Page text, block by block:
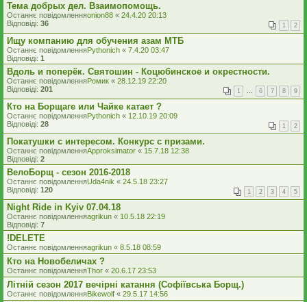
Тема добрых дел. Взаимопомощь.
Останнє повідомленняonion88 « 24.4.20 20:13
Відповіді: 36 1 2
Ищу компанию для обучения азам МТБ
Останнє повідомленняPythonich « 7.4.20 03:47
Відповіді: 1
Вдоль и поперёк. Святошин - Коцюбинское и окрестности.
Останнє повідомленняРомик « 28.12.19 22:20
Відповіді: 201 1 … 6 7 8 9
Кто на Борщаге или Чайке катает ?
Останнє повідомленняPythonich « 12.10.19 20:09
Відповіді: 28 1 2
Покатушки с интересом. Конкурс с призами.
Останнє повідомленняApproksimator « 15.7.18 12:38
Відповіді: 2
ВелоБорщ - сезон 2016-2018
Останнє повідомленняUda4nik « 24.5.18 23:27
Відповіді: 120 1 2 3 4 5
Night Ride in Kyiv 07.04.18
Останнє повідомленняagrikun « 10.5.18 22:19
Відповіді: 7
!DELETE
Останнє повідомленняagrikun « 8.5.18 08:59
Кто на Новобеличах ?
Останнє повідомленняThor « 20.6.17 23:53
Літній сезон 2017 вечірні катання (Софіївська Борщ.)
Останнє повідомленняBikewolf « 29.5.17 14:56